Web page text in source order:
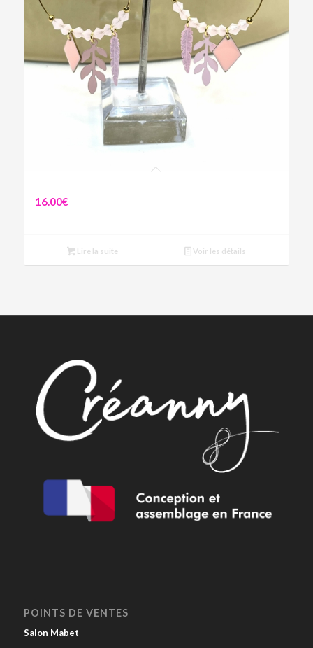
16.00€
Lire la suite Voir les détails
POINTS DE VENTES
Salon Mabet